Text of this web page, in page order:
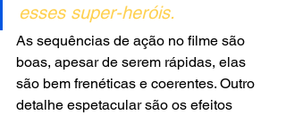
esses super-heróis.
As sequências de ação no filme são
boas, apesar de serem rápidas, elas
são bem frenéticas e coerentes. Outro
detalhe espetacular são os efeitos